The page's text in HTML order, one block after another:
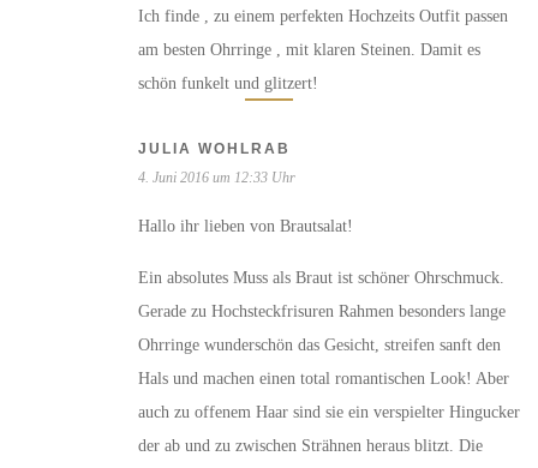
Ich finde , zu einem perfekten Hochzeits Outfit passen
am besten Ohrringe , mit klaren Steinen. Damit es
schön funkelt und glitzert!
JULIA WOHLRAB
4. Juni 2016 um 12:33 Uhr
Hallo ihr lieben von Brautsalat!
Ein absolutes Muss als Braut ist schöner Ohrschmuck.
Gerade zu Hochsteckfrisuren Rahmen besonders lange
Ohrringe wunderschön das Gesicht, streifen sanft den
Hals und machen einen total romantischen Look! Aber
auch zu offenem Haar sind sie ein verspielter Hingucker
der ab und zu zwischen Strähnen heraus blitzt. Die